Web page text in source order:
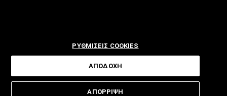
ΡΥΘΜΙΣΕΙΣ COOKIES
ΑΠΟΡΡΙΨΗ
ΑΠΟΔΟΧΗ